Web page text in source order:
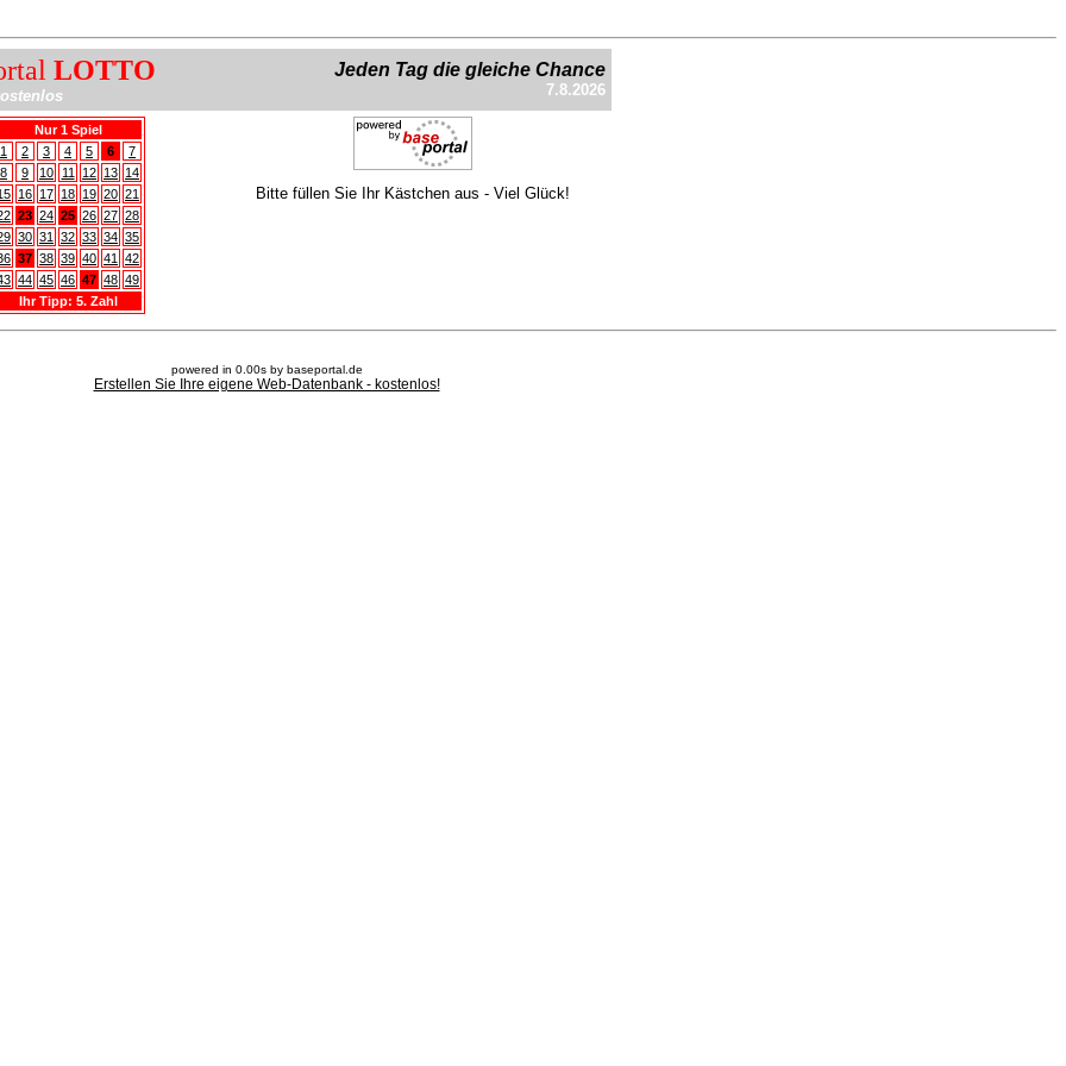
LOTTO Jeden Tag die gleiche Chance
7.8.2026
Nur 1 Spiel
1
2 3 4 5 6
7
8
9 10 11 12 13 14
16 17 18 19 20 21
23 24 25 26 27 28
30 31 32 33 34 35
37 38 39 40 41
42
44 45 46 47 48 49
Ihr Tipp: 5. Zahl
Bitte füllen Sie Ihr Kästchen aus - Viel Glück!
powered in 0.00s by baseportal.de
Erstellen Sie Ihre eigene Web-Datenbank - kostenlos!